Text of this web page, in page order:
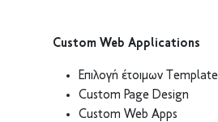
Custom Web Applications
Επιλογή έτοιμων
Custom Page Design
Custom Web Apps